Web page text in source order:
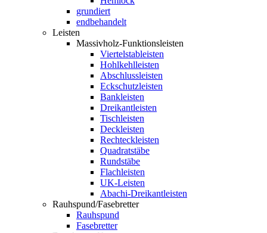
grundiert
endbehandelt
Leisten
Massivholz-Funktionsleisten
Viertelstableisten
Hohlkehlleisten
Abschlussleisten
Eckschutzleisten
Bankleisten
Dreikantleisten
Tischleisten
Deckleisten
Rechteckleisten
Quadratstäbe
Rundstäbe
Flachleisten
UK-Leisten
Abachi-Dreikantleisten
Rauhspund/Fasebretter
Rauhspund
Fasebretter